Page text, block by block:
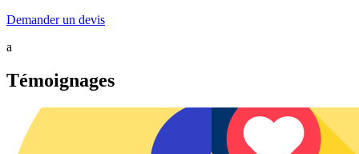
Demander un devis
a
Témoignages